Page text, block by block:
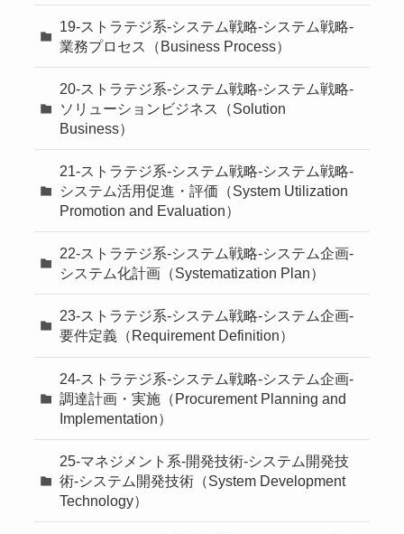
19-ストラテジ系-システム戦略-システム戦略-
業務プロセス（Business Process）
20-ストラテジ系-システム戦略-システム戦略-
ソリューションビジネス（Solution
Business）
21-ストラテジ系-システム戦略-システム戦略-
システム活用促進・評価（System Utilization
Promotion and Evaluation）
22-ストラテジ系-システム戦略-システム企画-
システム化計画（Systematization Plan）
23-ストラテジ系-システム戦略-システム企画-
要件定義（Requirement Definition）
24-ストラテジ系-システム戦略-システム企画-
調達計画・実施（Procurement Planning and
Implementation）
25-マネジメント系-開発技術-システム開発技
術-システム開発技術（System Development
Technology）